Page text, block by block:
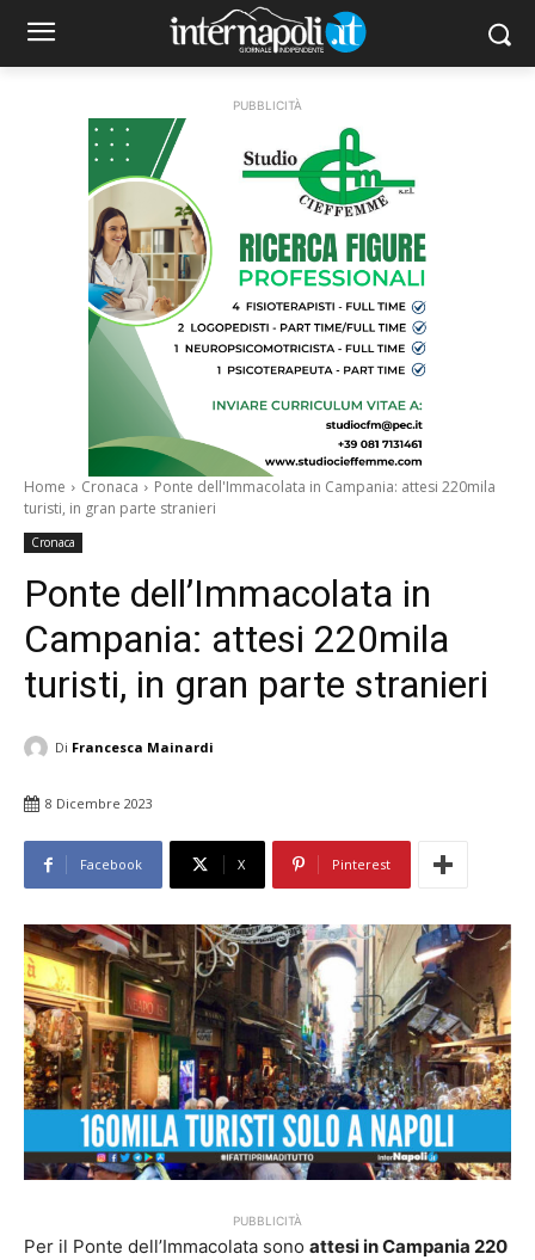
PUBBLICITÀ
Home Cronaca
Ponte dell'Immacolata in Campania: attesi 220mila
turisti, in gran parte stranieri
Cronaca
Ponte dell’Immacolata in
Campania: attesi 220mila
turisti, in gran parte stranieri
Di Francesca Mainardi
8 Dicembre 2023
Facebook X Pinterest
PUBBLICITÀ
Per il Ponte dell’Immacolata sono attesi in Campania 220